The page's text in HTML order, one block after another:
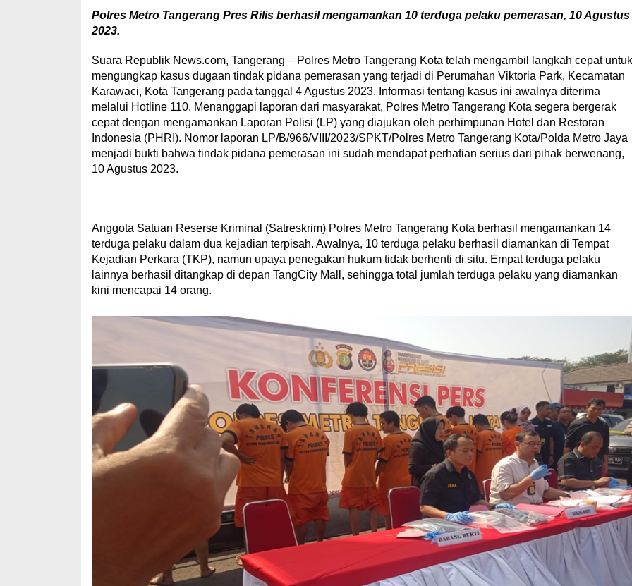
Polres Metro Tangerang Pres Rilis berhasil mengamankan 10 terduga pelaku pemerasan, 10 Agustus
2023.
Suara Republik News.com, Tangerang – Polres Metro Tangerang Kota telah mengambil langkah cepat untuk
mengungkap kasus dugaan tindak pidana pemerasan yang terjadi di Perumahan Viktoria Park, Kecamatan
Karawaci, Kota Tangerang pada tanggal 4 Agustus 2023. Informasi tentang kasus ini awalnya diterima
melalui Hotline 110. Menanggapi laporan dari masyarakat, Polres Metro Tangerang Kota segera bergerak
cepat dengan mengamankan Laporan Polisi (LP) yang diajukan oleh perhimpunan Hotel dan Restoran
Indonesia (PHRI). Nomor laporan LP/B/966/VIII/2023/SPKT/Polres Metro Tangerang Kota/Polda Metro Jaya
menjadi bukti bahwa tindak pidana pemerasan ini sudah mendapat perhatian serius dari pihak berwenang,
10 Agustus 2023.
Anggota Satuan Reserse Kriminal (Satreskrim) Polres Metro Tangerang Kota berhasil mengamankan 14
terduga pelaku dalam dua kejadian terpisah. Awalnya, 10 terduga pelaku berhasil diamankan di Tempat
Kejadian Perkara (TKP), namun upaya penegakan hukum tidak berhenti di situ. Empat terduga pelaku
lainnya berhasil ditangkap di depan TangCity Mall, sehingga total jumlah terduga pelaku yang diamankan
kini mencapai 14 orang.